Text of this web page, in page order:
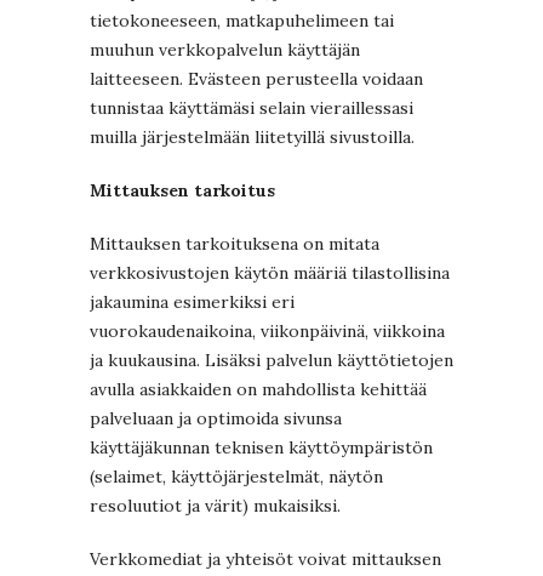
tietokoneeseen, matkapuhelimeen tai
muuhun verkkopalvelun käyttäjän
laitteeseen. Evästeen perusteella voidaan
tunnistaa käyttämäsi selain vieraillessasi
muilla järjestelmään liitetyillä sivustoilla.
Mittauksen tarkoitus
Mittauksen tarkoituksena on mitata
verkkosivustojen käytön määriä tilastollisina
jakaumina esimerkiksi eri
vuorokaudenaikoina, viikonpäivinä, viikkoina
ja kuukausina. Lisäksi palvelun käyttötietojen
avulla asiakkaiden on mahdollista kehittää
palveluaan ja optimoida sivunsa
käyttäjäkunnan teknisen käyttöympäristön
(selaimet, käyttöjärjestelmät, näytön
resoluutiot ja värit) mukaisiksi.
Verkkomediat ja yhteisöt voivat mittauksen